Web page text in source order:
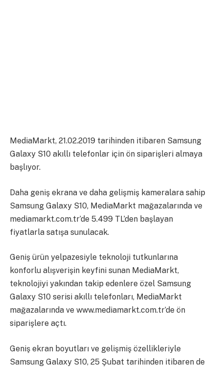
MediaMarkt, 21.02.2019 tarihinden itibaren Samsung
Galaxy S10 akıllı telefonlar için ön siparişleri almaya
başlıyor.
Daha geniş ekrana ve daha gelişmiş kameralara sahip
Samsung Galaxy S10, MediaMarkt mağazalarında ve
mediamarkt.com.tr’de 5.499 TL’den başlayan
fiyatlarla satışa sunulacak.
Geniş ürün yelpazesiyle teknoloji tutkunlarına
konforlu alışverişin keyfini sunan MediaMarkt,
teknolojiyi yakından takip edenlere özel Samsung
Galaxy S10 serisi akıllı telefonları, MediaMarkt
mağazalarında ve www.mediamarkt.com.tr’de ön
siparişlere açtı.
Geniş ekran boyutları ve gelişmiş özellikleriyle
Samsung Galaxy S10, 25 Şubat tarihinden itibaren de